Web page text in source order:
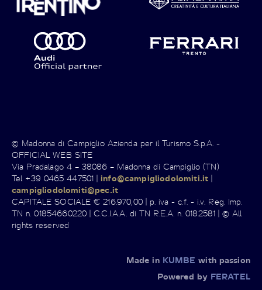
© Madonna di Campiglio Azienda per il Turismo S.p.A. -
OFFICIAL WEB SITE
Via Pradalago 4 – 38086 – Madonna di Campiglio (TN)
Tel +39 0465 447501 |info@campigliodolomiti.it |
campigliodolomiti@pec.it
CAPITALE SOCIALE € 216.970,00 | p. iva - c.f. - i.v. Reg. Imp.
TN n. 01854660220 | C.C.I.A.A. di TN R.E.A. n. 0182581 | © All
rights reserved
Made in KUMBE with passion
Powered by FERATEL